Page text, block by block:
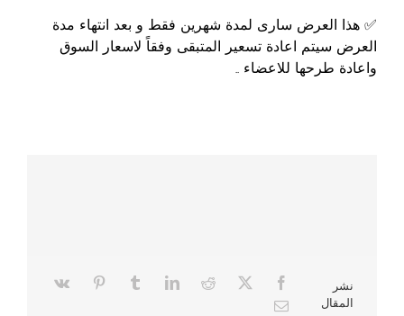
✅ هذا العرض سارى لمدة شهرين فقط و بعد انتهاء مدة
العرض سيتم اعادة تسعير المتبقى وفقاً لاسعار السوق
واعادة طرحها للاعضاء ..
نشر
المقال